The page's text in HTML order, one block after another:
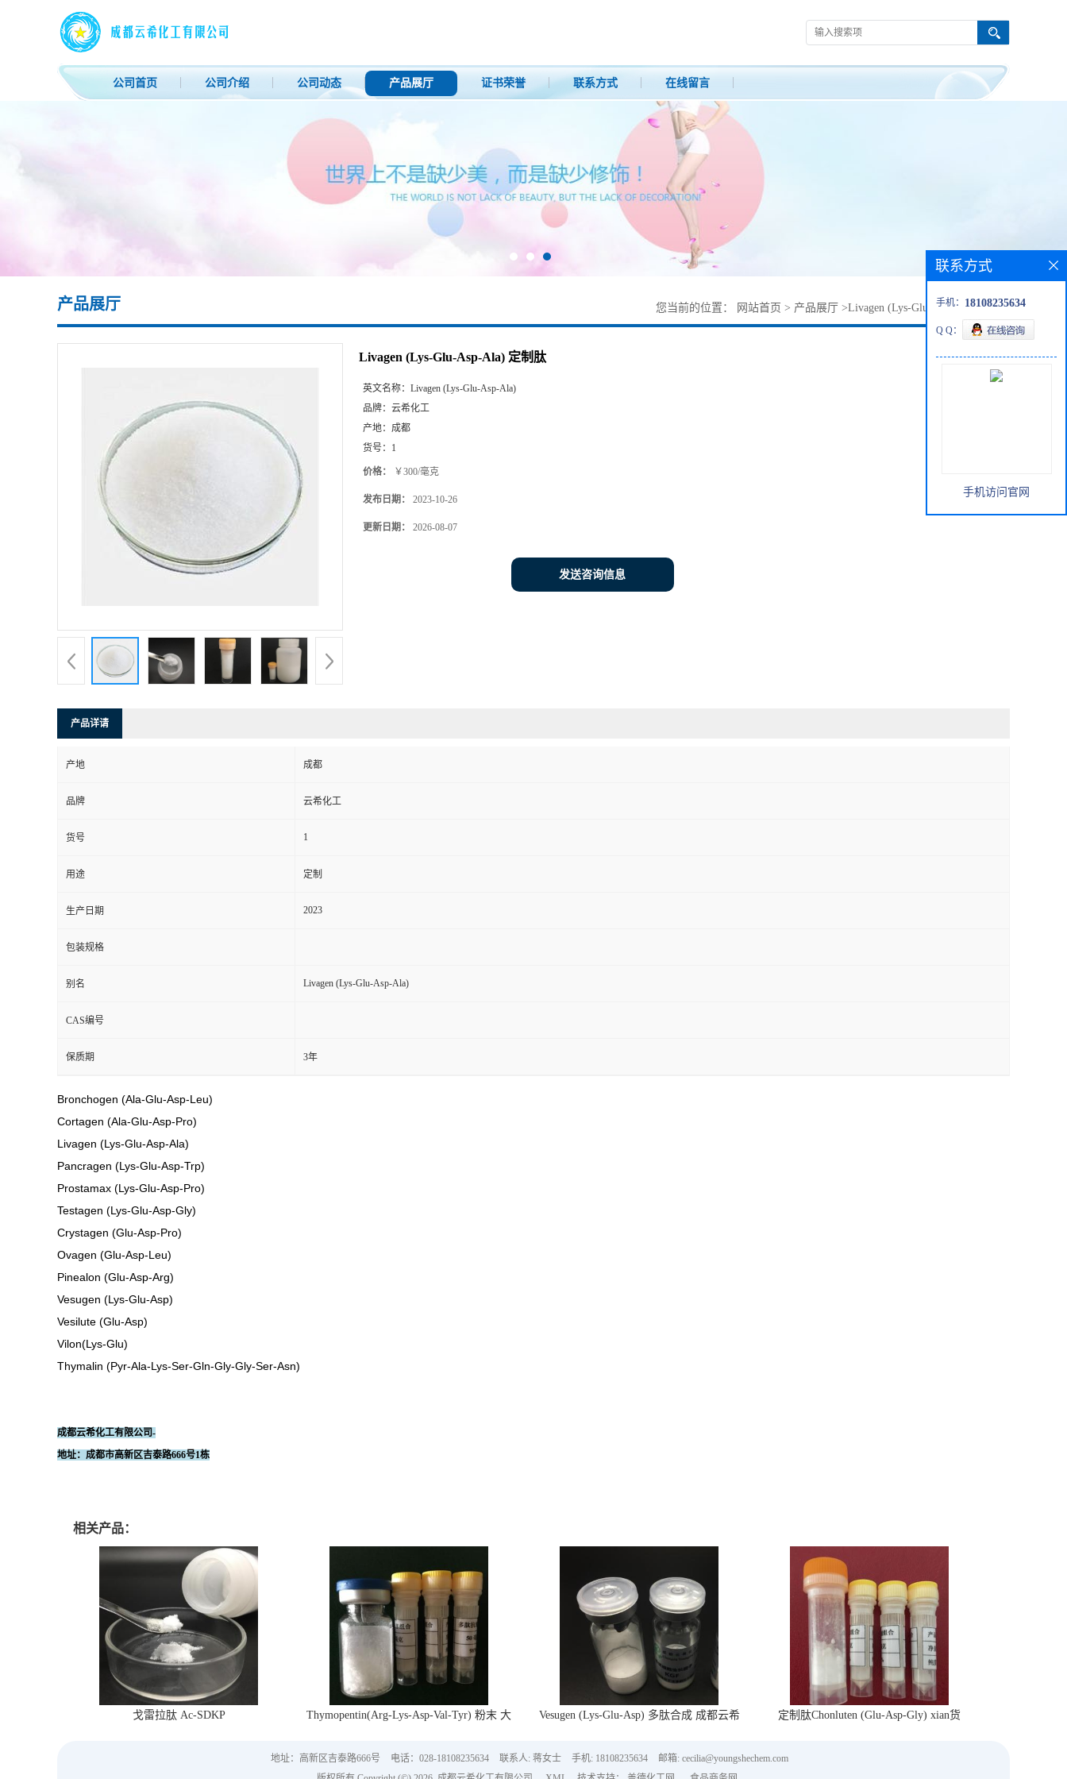
公司首页 公司介绍 公司动态 产品展厅 证书荣誉 联系方式 在线留言
产品展厅 您当前的位置： 网站首页 > 产品展厅 >Livagen (Lys-Glu-Asp-Ala) 定制肽
Livagen (Lys-Glu-Asp-Ala) 定制肽
英文名称： Livagen (Lys-Glu-Asp-Ala)
品牌： 云希化工
产地： 成都
货号： 1
价格： ￥300/毫克
发布日期： 2023-10-26
更新日期： 2026-08-07
发送咨询信息
产品详请
产地 成都
品牌 云希化工
货号 1
用途 定制
生产日期 2023
包装规格
别名 Livagen (Lys-Glu-Asp-Ala)
CAS编号
保质期 3年
Bronchogen (Ala-Glu-Asp-Leu)
Cortagen (Ala-Glu-Asp-Pro)
Livagen (Lys-Glu-Asp-Ala)
Pancragen (Lys-Glu-Asp-Trp)
Prostamax (Lys-Glu-Asp-Pro)
Testagen (Lys-Glu-Asp-Gly)
Crystagen (Glu‐Asp‐Pro)
Ovagen (Glu‐Asp‐Leu)
Pinealon (Glu-Asp-Arg)
Vesugen (Lys-Glu-Asp)
Vesilute (Glu-Asp)
Vilon(Lys-Glu)
Thymalin (Pyr-Ala-Lys-Ser-Gln-Gly-Gly-Ser-Asn)
成都云希化工有限公司-
地址：成都市高新区吉泰路666号1栋
相关产品：
戈雷拉肽 Ac-SDKP
Thymopentin(Arg-Lys-Asp-Val-Tyr) 粉末 大
Vesugen (Lys-Glu-Asp) 多肽合成 成都云希 定制肽Chonluten (Glu-Asp-Gly) xian货
联系方式
手机： 18108235634
Q Q：
手机访问官网
地址：高新区吉泰路666号 电话：028-18108235634 联系人: 蒋女士 手机: 18108235634
邮箱: cecilia@youngshechem.com